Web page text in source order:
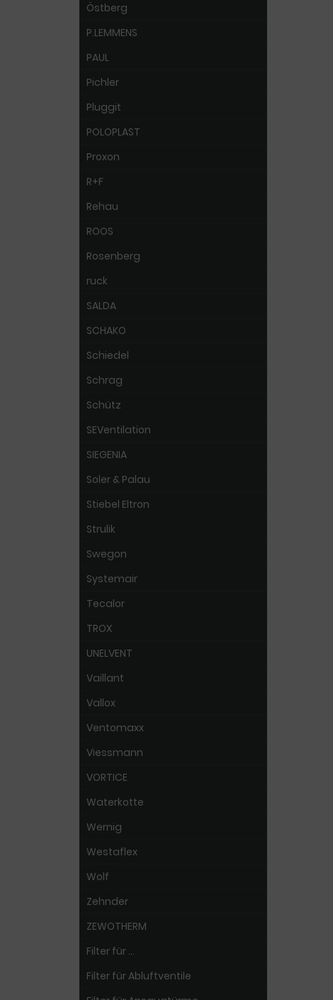
Östberg
P.LEMMENS
PAUL
Pichler
Pluggit
POLOPLAST
Proxon
R+F
Rehau
ROOS
Rosenberg
ruck
SALDA
SCHAKO
Schiedel
Schrag
Schütz
SEVentilation
SIEGENIA
Soler & Palau
Stiebel Eltron
Strulik
Swegon
Systemair
Tecalor
TROX
UNELVENT
Vaillant
Vallox
Ventomaxx
Viessmann
VORTICE
Waterkotte
Wernig
Westaflex
Wolf
Zehnder
ZEWOTHERM
Filter für ...
Filter für Abluftventile